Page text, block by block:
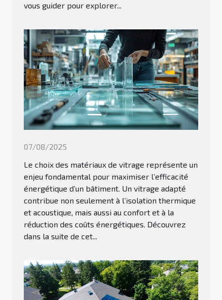
vous guider pour explorer...
07/08/2025
Le choix des matériaux de vitrage représente un
enjeu fondamental pour maximiser l’efficacité
énergétique d’un bâtiment. Un vitrage adapté
contribue non seulement à l’isolation thermique
et acoustique, mais aussi au confort et à la
réduction des coûts énergétiques. Découvrez
dans la suite de cet...